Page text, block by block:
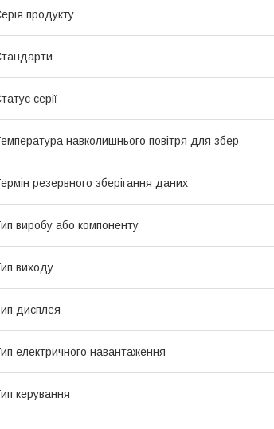
продукту
серії
навколишнього повітря для збер
резервного зберігання даних
виробу або компоненту
виходу
дисплея
електричного навантаження
керування